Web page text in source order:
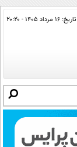
تاریخ: ۱۶ مرداد ۱۴۰۵ - ۲۰:۲۰